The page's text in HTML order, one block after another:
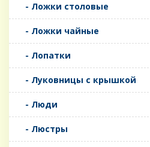
- Ложки столовые
- Ложки чайные
- Лопатки
- Луковницы с крышкой
- Люди
- Люстры